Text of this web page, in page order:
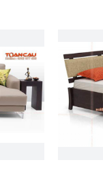
nên một